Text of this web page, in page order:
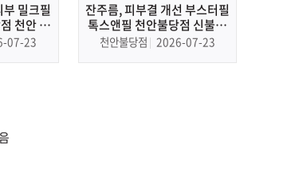
밀크필
천안 피
리
07-23
잔주름, 피부결 개선 부스터필
톡스앤필 천안불당점 신불당
피부과, 피부관리
천안불당점 2026-07-23